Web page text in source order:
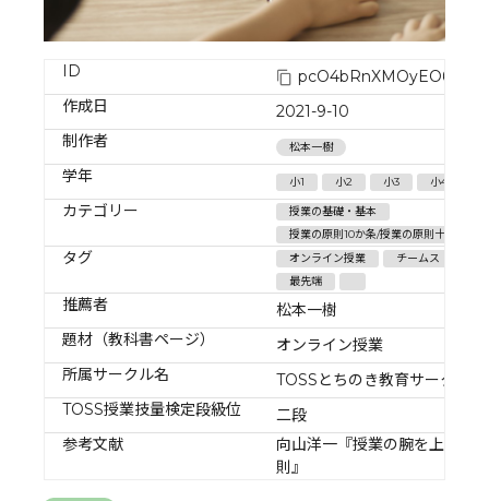
ID
作成日
2021-9-10
制作者
松本一樹
学年 小1 小2 小3 小4
カテゴリー
授業の基礎・基本
授業の原則10か条/授業の原則十か条の
タグ オンライン授業
チームス
最先端
推薦者
松本一樹
題材（教科書ページ）
オンライン授業
所属サークル名
TOSSとちのき教育サークル
TOSS授業技量検定段級位
二段
参考文献
向山洋一『授業の腕を上げる法
則』